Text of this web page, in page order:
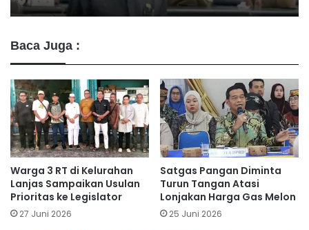
Baca Juga :
Warga 3 RT di Kelurahan
Lanjas Sampaikan Usulan
Prioritas ke Legislator
27 Juni 2026
Satgas Pangan Diminta
Turun Tangan Atasi
Lonjakan Harga Gas Melon
25 Juni 2026